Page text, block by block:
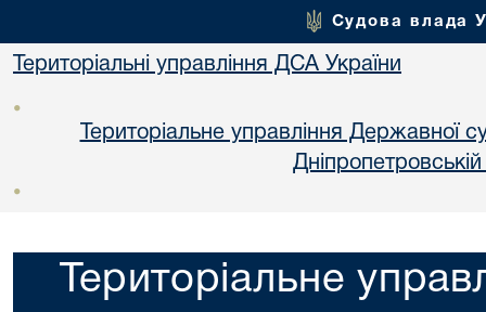
Судова влада
Територіальні управління ДСА України
•
Територіальне управління Державної
•
Територіальне